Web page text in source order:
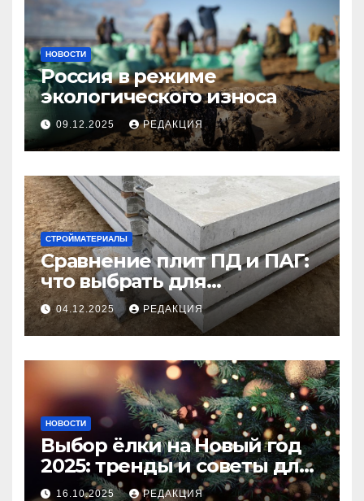
НОВОСТИ
Россия в режиме
экологического износа
09.12.2025 РЕДАКЦИЯ
СТРОЙМАТЕРИАЛЫ
Сравнение плит ПД и ПАГ:
что выбрать для
долговечного и прочного
покрытия
04.12.2025 РЕДАКЦИЯ
НОВОСТИ
Выбор ёлки на Новый год
2025: тренды и советы для
идеального праздника
16.10.2025 РЕДАКЦИЯ